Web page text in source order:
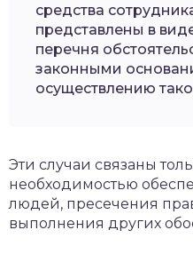
средства
представлены в
перечня
законными
осуществлению
Эти случаи связаны
необходимостью
людей, пресечения
выполнения других